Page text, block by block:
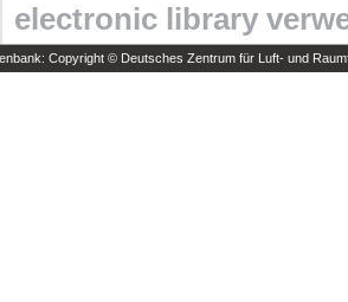
electronic library
Copyright © Deutsches Zentrum für Luft- und